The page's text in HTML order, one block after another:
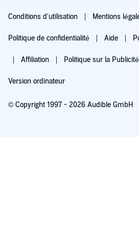
Conditions d'utilisation Mentions
Politique de confidentialité Aide
Affiliation Politique sur la Publicité
Version ordinateur
© Copyright 1997 - 2026 Audible GmbH